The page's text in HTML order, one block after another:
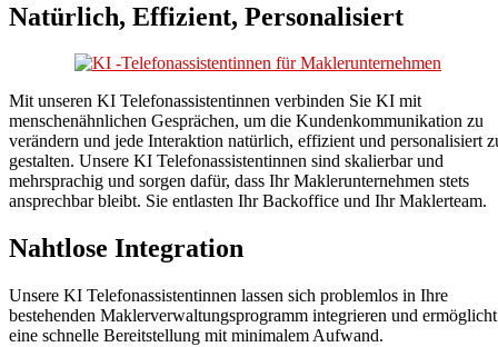
Natürlich, Effizient, Personalisiert
Mit unseren KI Telefonassistentinnen verbinden Sie KI mit
menschenähnlichen Gesprächen, um die Kundenkommunikation zu
verändern und jede Interaktion natürlich, effizient und personalisiert
gestalten. Unsere KI Telefonassistentinnen sind skalierbar und
mehrsprachig und sorgen dafür, dass Ihr Maklerunternehmen stets
ansprechbar bleibt. Sie entlasten Ihr Backoffice und Ihr Maklerteam.
Nahtlose Integration
Unsere KI Telefonassistentinnen lassen sich problemlos in Ihre
bestehenden Maklerverwaltungsprogramm integrieren und ermöglicht
eine schnelle Bereitstellung mit minimalem Aufwand.